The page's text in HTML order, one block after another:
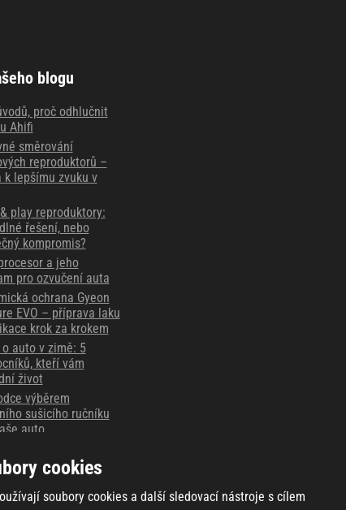
blogu
proč odhlučnit
Ahifi
směrování
reproduktorů –
k lepšímu zvuku v
play reproduktory:
řešení, nebo
kompromis?
a jeho
pro ozvučení auta
ochrana Gyeon
EVO – příprava laku
krok za krokem
o auto v zimě: 5
kteří vám
život
výběrem
sušicího ručníku
auto
autokamery
cookies
soubory cookies a další sledovací nástroje s cílem